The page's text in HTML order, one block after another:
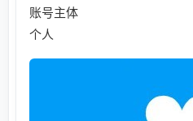
账号主体
个人